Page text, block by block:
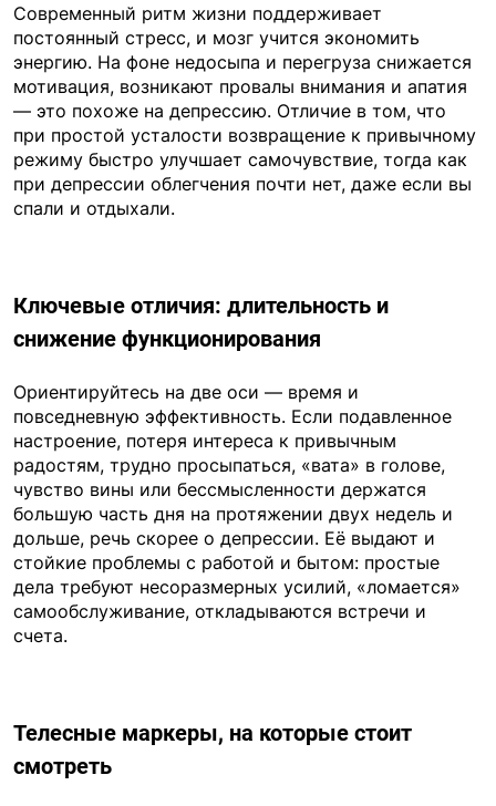
Современный ритм жизни поддерживает
постоянный стресс, и мозг учится экономить
энергию. На фоне недосыпа и перегруза снижается
мотивация, возникают провалы внимания и апатия
— это похоже на депрессию. Отличие в том, что
при простой усталости возвращение к привычному
режиму быстро улучшает самочувствие, тогда как
при депрессии облегчения почти нет, даже если вы
спали и отдыхали.
Ключевые отличия: длительность и
снижение функционирования
Ориентируйтесь на две оси — время и
повседневную эффективность. Если подавленное
настроение, потеря интереса к привычным
радостям, трудно просыпаться, «вата» в голове,
чувство вины или бессмысленности держатся
большую часть дня на протяжении двух недель и
дольше, речь скорее о депрессии. Её выдают и
стойкие проблемы с работой и бытом: простые
дела требуют несоразмерных усилий, «ломается»
самообслуживание, откладываются встречи и
счета.
Телесные маркеры, на которые стоит
смотреть